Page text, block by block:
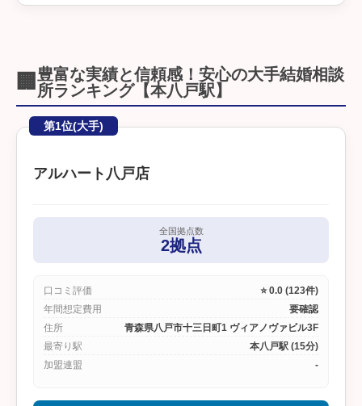
🏢 豊富な実績と信頼感！安心の大手結婚相談
所ランキング【本八戸駅】
第1位(大手)
アルハート八戸店
全国拠点数
2拠点
口コミ評価
⭐ 0.0 (123件)
年間想定費用
要確認
住所
青森県八戸市十三日町1 ヴィアノヴァビル3F
最寄り駅
本八戸駅 (15分)
加盟連盟
-